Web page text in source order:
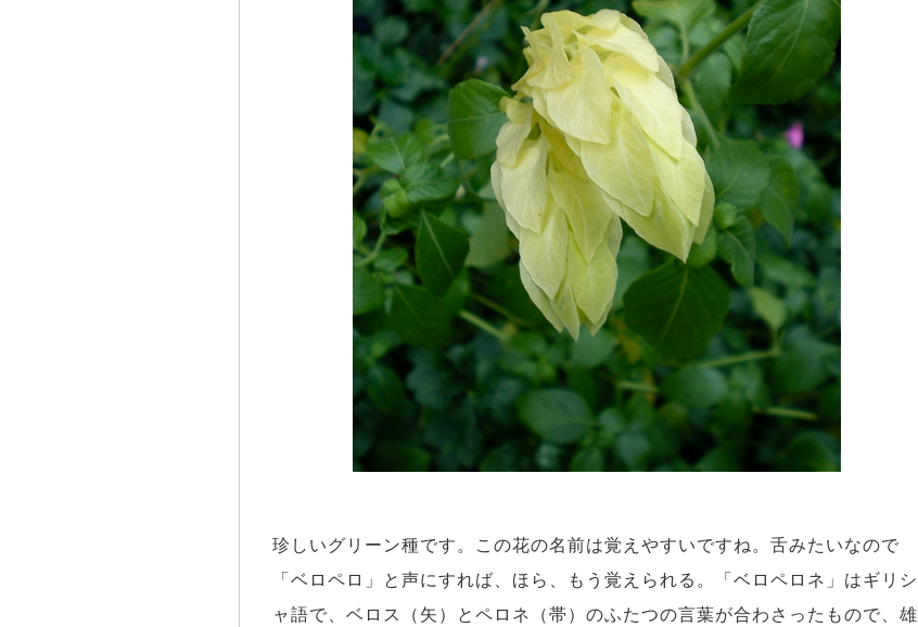
珍しいグリーン種です。この花の名前は覚えやすいですね。舌みたいなので
「ベロペロ」と声にすれば、ほら、もう覚えられる。「ベロペロネ」はギリシ
ャ語で、ベロス（矢）とペロネ（帯）のふたつの言葉が合わさったもので、雄